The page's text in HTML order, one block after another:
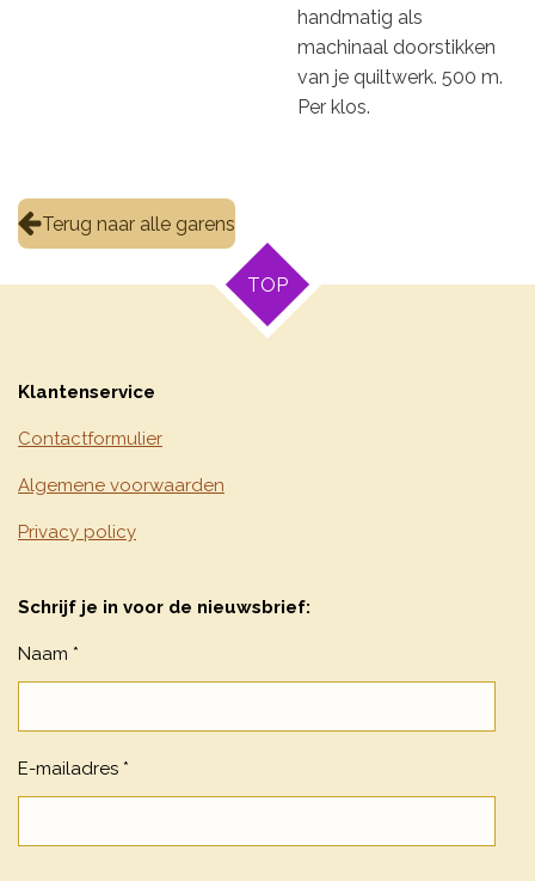
handmatig als
machinaal doorstikken
van je quiltwerk. 500 m.
Per klos.
Terug naar alle garens
TOP
Klantenservice
Contactformulier
Algemene voorwaarden
Privacy policy
Schrijf je in voor de nieuwsbrief:
Naam *
E-mailadres *